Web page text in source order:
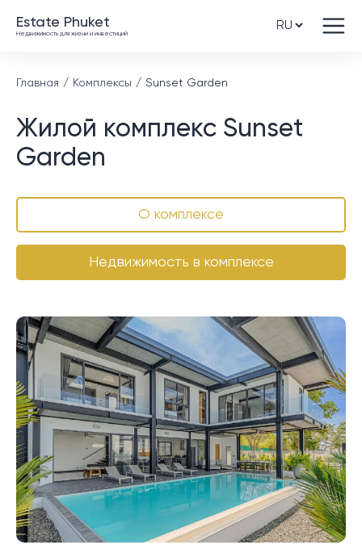
Estate Phuket
Недвижимость для жизни и инвестиций
Главная Комплексы Sunset Garden
Жилой комплекс Sunset
Garden
О комплексе
Недвижимость в комплексе